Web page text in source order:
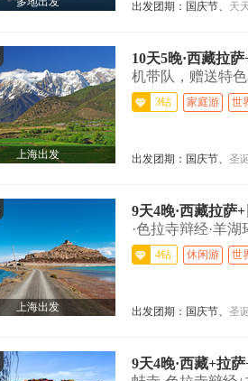
出发团期： 国庆节、 天
上海出发
10天5晚·西藏拉
机带队，赠送特
卓雍错...>
3钻 家庭游 世
出发团期： 国庆节、 圣
上海出发
9天4晚·西藏拉萨
·色拉寺辩经·羊
备3L氧...>
4钻 休闲游 世
出发团期： 国庆节、 圣
9天4晚·西藏+拉